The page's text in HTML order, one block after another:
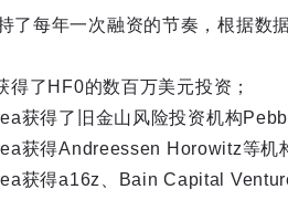
了每年一次融资的节奏，根据数
得了HF0的数百万美元投资；
获得了旧金山风险投资机构
获得Andreessen Horowitz等机
获得a16z、Bain Capital